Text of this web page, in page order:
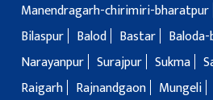
Manendragarh-chirimiri-bharatpur
Bilaspur
Balod Bastar
Narayanpur Surajpur Sukma
Raigarh
Rajnandgaon Mungeli